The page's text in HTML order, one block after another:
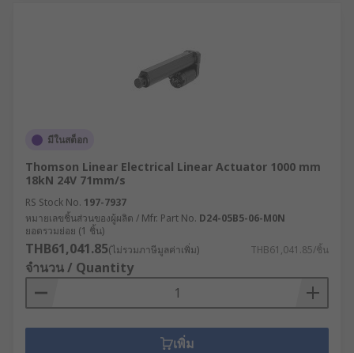
มีในสต็อก
Thomson Linear Electrical Linear Actuator 1000 mm
18kN 24V 71mm/s
RS Stock No. 197-7937
หมายเลขชิ้นส่วนของผู้ผลิต / Mfr. Part No. D24-05B5-06-M0N
ยอดรวมย่อย (1 ชิ้น)
THB61,041.85(ไม่รวมภาษีมูลค่าเพิ่ม) THB61,041.85/ชิ้น
จำนวน / Quantity
เพิ่ม